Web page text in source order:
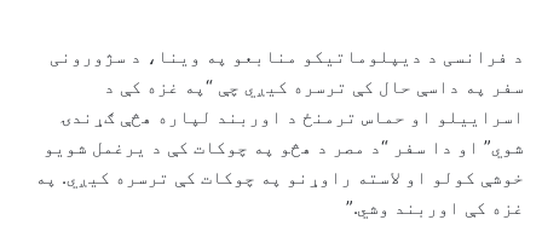
د فرانسی د دیپلوماتیکو منابعو په وینا، د سژورونی
سفر په داسې حال کې ترسره کیږي چې “په غزه کې د
اسراییلو او حماس ترمنځ د اوربند لپاره هڅې ګړندۍ
شوي” او دا سفر “د مصر د هڅو په چوکات کې د یرغمل شویو
خوشې کولو او لاسته راوړنو په چوکات کې ترسره کیږي. په
غزه کې اوربند وشي.”